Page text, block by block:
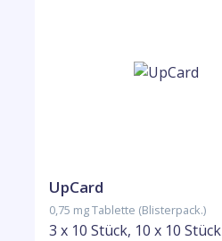
UpCard
0,75 mg Tablette (Blisterpack.)
3 x 10 Stück, 10 x 10 Stück